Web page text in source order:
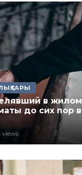
в жилом
до сих пор в
views